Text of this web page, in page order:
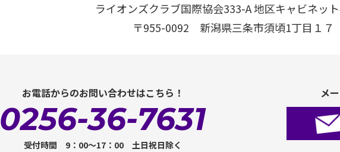
ライオンズクラブ国際協会333-A 地区キャビネッ
〒955-0092 新潟県三条市須頃1丁目１７
お電話からのお問い合わせはこちら！
0256-36-7631
受付時間 9：00～17：00 土日祝日除く
メ